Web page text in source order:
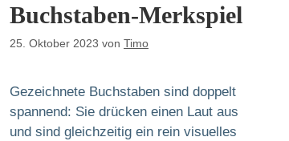
Buchstaben-Merkspiel
25. Oktober 2023 von Timo
Gezeichnete Buchstaben sind doppelt
spannend: Sie drücken einen Laut aus
und sind gleichzeitig ein rein visuelles